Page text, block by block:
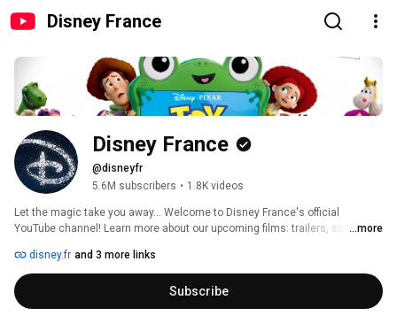
Disney France
Disney France
@disneyfr
5.6M subscribers • 1.8K videos
Let the magic take you away... Welcome to Disney France's official
YouTube channel! Learn more about our upcoming films: trailers, scene ...more
disney.fr and 3 more links
Subscribe